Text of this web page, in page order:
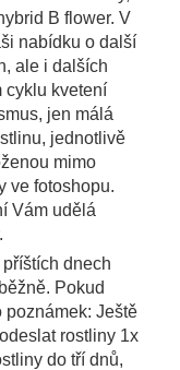
B flower. V
nabídku o další
ale i dalších
cyklu kvetení
jen málá
jednotlivě
mimo
ve fotoshopu.
Vám udělá
dnech
Pokud
poznámek: Ještě
rostliny 1x
do tří dnů,